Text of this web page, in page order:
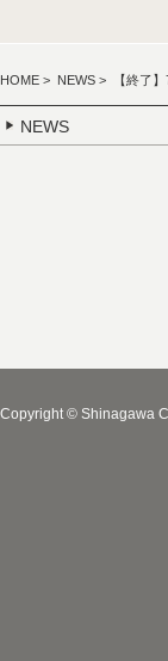
HOME > NEWS > 【終了】
NEWS
Copyright © Shinagawa